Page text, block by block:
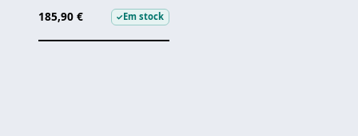
185,90 € ✓Em stock